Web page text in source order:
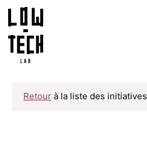
Retour à la liste des initiatives